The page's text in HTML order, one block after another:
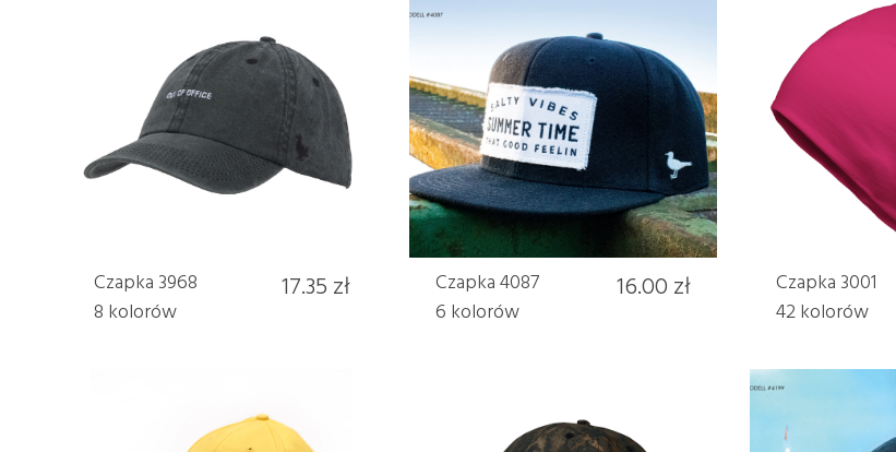
Czapka 3968
8 kolorów
17.35 zł
Czapka 4087
6 kolorów
16.00 zł
Czapka 3001
42 kolorów